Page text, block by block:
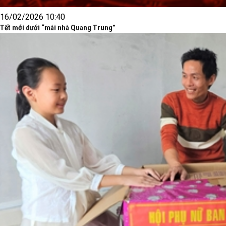
16/02/2026 10:40
Tết mới dưới “mái nhà Quang Trung”